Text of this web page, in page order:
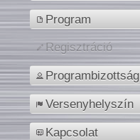
Program
Regisztráció
Programbizottság
Versenyhelyszín
Kapcsolat